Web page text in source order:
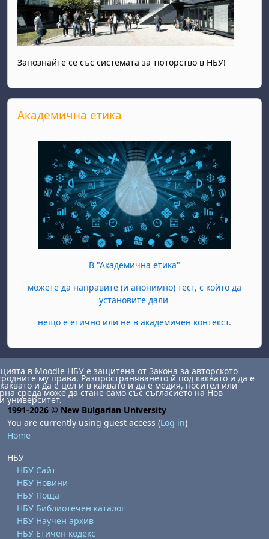
Запознайте се със системата за тюторство в НБУ!
Skip Академична етика
Академична етика
В "Академична етика"
можете да направите (и анонимно) тест, с който да
установите дали
нещо е етично или не в академичен контекст.
в Moodle НБУ е защитена от Закона за авторското
му права. Разпространяването й под каквато и да е
и да е цел и в каквато и да е медия, носител или
среда може да стане само със съгласието на Нов
университет.
1991-2026 © New Bulgarian University
You are currently using guest access (Log in)
Home
НБУ
НБУ Сайт
НБУ Новини
НБУ Поща
НБУ Библиотечен каталог
НБУ Научен архив
НБУ Етичен кодекс